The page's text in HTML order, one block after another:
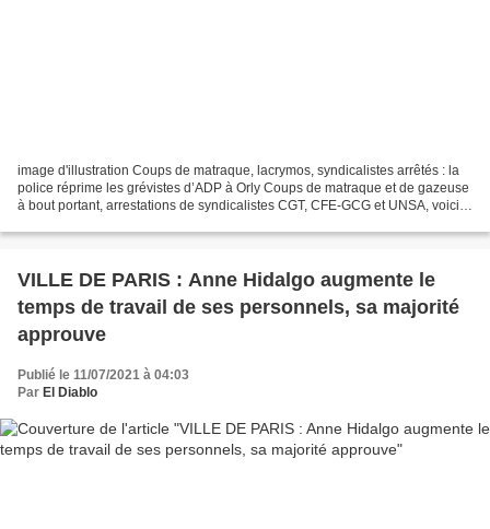
image d'illustration Coups de matraque, lacrymos, syndicalistes arrêtés : la
police réprime les grévistes d’ADP à Orly Coups de matraque et de gazeuse
à bout portant, arrestations de syndicalistes CGT, CFE-GCG et UNSA, voici
VILLE DE PARIS : Anne Hidalgo augmente le
temps de travail de ses personnels, sa majorité
approuve
Publié le 11/07/2021 à 04:03
Par El Diablo